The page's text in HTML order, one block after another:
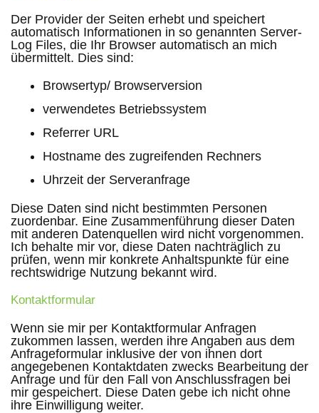
Der Provider der Seiten erhebt und speichert
automatisch Informationen in so genannten Server-
Log Files, die Ihr Browser automatisch an mich
übermittelt. Dies sind:
Browsertyp/ Browserversion
verwendetes Betriebssystem
Referrer URL
Hostname des zugreifenden Rechners
Uhrzeit der Serveranfrage
Diese Daten sind nicht bestimmten Personen
zuordenbar. Eine Zusammenführung dieser Daten
mit anderen Datenquellen wird nicht vorgenommen.
Ich behalte mir vor, diese Daten nachträglich zu
prüfen, wenn mir konkrete Anhaltspunkte für eine
rechtswidrige Nutzung bekannt wird.
Kontaktformular
Wenn sie mir per Kontaktformular Anfragen
zukommen lassen, werden ihre Angaben aus dem
Anfrageformular inklusive der von ihnen dort
angegebenen Kontaktdaten zwecks Bearbeitung der
Anfrage und für den Fall von Anschlussfragen bei
mir gespeichert. Diese Daten gebe ich nicht ohne
ihre Einwilligung weiter.